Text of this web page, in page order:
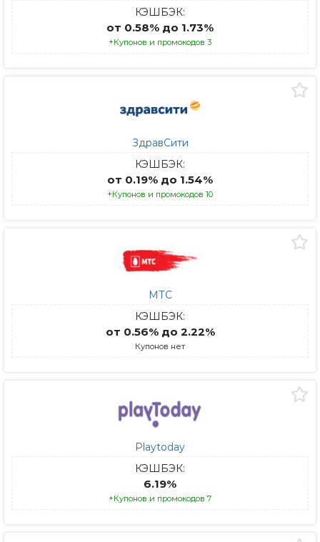
КЭШБЭК:
от 0.58% до 1.73%
+Купонов и промокодов 3
ЗдравСити
КЭШБЭК:
от 0.19% до 1.54%
+Купонов и промокодов 10
МТС
КЭШБЭК:
от 0.56% до 2.22%
Купонов нет
Playtoday
КЭШБЭК:
6.19%
+Купонов и промокодов 7